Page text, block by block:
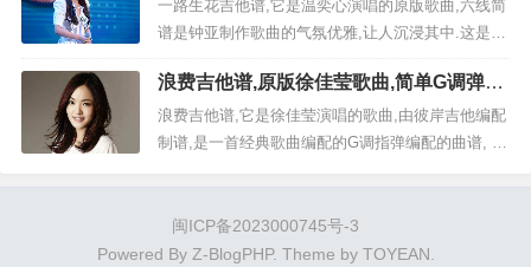
大家更新分享,有喜欢吉它的朋友欢迎关注！ 视频教
程 免登录,完全免费六线曲谱,点击图片直接可直接
另...
一路生花吉他谱,它是温奕心演唱的原版歌曲,六线简
谱是钟亚制作歌曲的气氛优雅,让人沉浸其中.这是一
首经典歌曲编配的指弹吉他谱子,也是非常好听又简
单的中难度的入门弹唱曲谱,下面极网吉它谱为大家
分享高清图片谱,有喜欢吉它的朋友欢迎关注！ 曲谱
解析 《《一路生花》指弹吉他谱_温奕心_吉他独奏
浪费吉他谱,原版徐佳莹歌曲,简单G调弹唱
教学,彼岸吉他版六线指弹简谱图
浪费吉他谱,它是徐佳莹演唱的歌曲,由彼岸吉他编配
制谱,是一首经典歌曲编配的G调指弹编配的曲谱, 歌
大家更新分享,有喜欢吉它的朋友欢迎关注！ 视频教
程 免登录,完全免费六线曲谱,点击图片直接可直...
闽ICP备2023000745号-3
Powered By Z-BlogPHP. Theme by TOYEAN